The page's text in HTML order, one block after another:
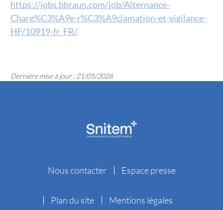
https://jobs.bbraun.com/job/Alternance-
Charg%C3%A9e-r%C3%A9clamation-et-vigilance-
HF/10919-fr_FR/
Dernière mise à jour : 21/05/2026
Nous contacter Espace presse
Plan du site Mentions légales